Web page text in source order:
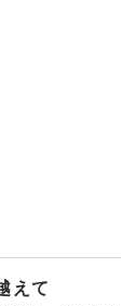
えて